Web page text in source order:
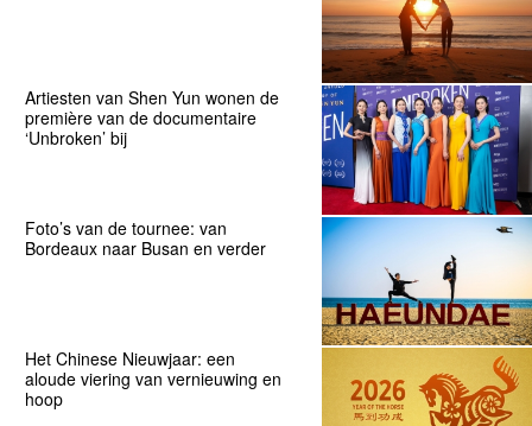
Artiesten van Shen Yun wonen de
première van de documentaire
‘Unbroken’ bij
Foto’s van de tournee: van
Bordeaux naar Busan en verder
Het Chinese Nieuwjaar: een
aloude viering van vernieuwing en
hoop